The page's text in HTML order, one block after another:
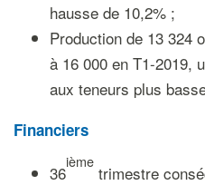
hausse de 10,2% ;
Production de 13 324
à 16 000 en T1-2019,
aux teneurs plus
Financiers
36
ième
trimestre